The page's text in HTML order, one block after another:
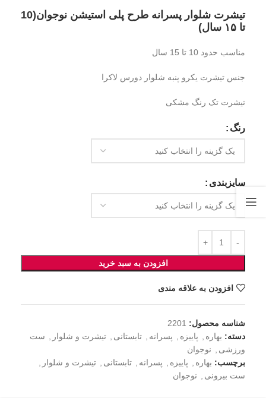
تیشرت شلوار پسرانه طرح پلی استیشن نوجوان(10
تا ۱۵ سال)
مناسب حدود 10 تا 15 سال
جنس تیشرت یکرو پنبه شلوار دورس لاکرا
تیشرت تک رنگ مشکی
رنگ
سایزبندی
افزودن به سبد خرید
افزودن به علاقه مندی
شناسه محصول: 2201
دسته: بهاره , پاییزه , پسرانه , تابستانی , تیشرت و شلوار , ست
ورزشی , نوجوان
برچسب: بهاره , پاییزه , پسرانه , تابستانی , تیشرت و شلوار ,
ست بیرونی , نوجوان